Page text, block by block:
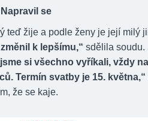
se
teď žije a podle ženy je její milý
k lepšímu,“ sdělila soudu.
si všechno vyříkali, vždy
Termín svatby je 15. května,“
že se kaje.